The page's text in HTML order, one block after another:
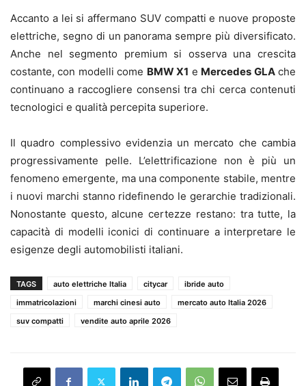
Accanto a lei si affermano SUV compatti e nuove proposte
elettriche, segno di un panorama sempre più diversificato.
Anche nel segmento premium si osserva una crescita
costante, con modelli come BMW X1 e Mercedes GLAche
continuano a raccogliere consensi tra chi cerca contenuti
tecnologici e qualità percepita superiore.
Il quadro complessivo evidenzia un mercato che cambia
progressivamente pelle. L’elettrificazione non è più un
fenomeno emergente, ma una componente stabile, mentre
i nuovi marchi stanno ridefinendo le gerarchie tradizionali.
Nonostante questo, alcune certezze restano: tra tutte, la
capacità di modelli iconici di continuare a interpretare le
esigenze degli automobilisti italiani.
TAGS auto elettriche Italia citycar
ibride auto
immatricolazioni
marchi cinesi auto
mercato auto Italia 2026
suv compatti
vendite auto aprile 2026